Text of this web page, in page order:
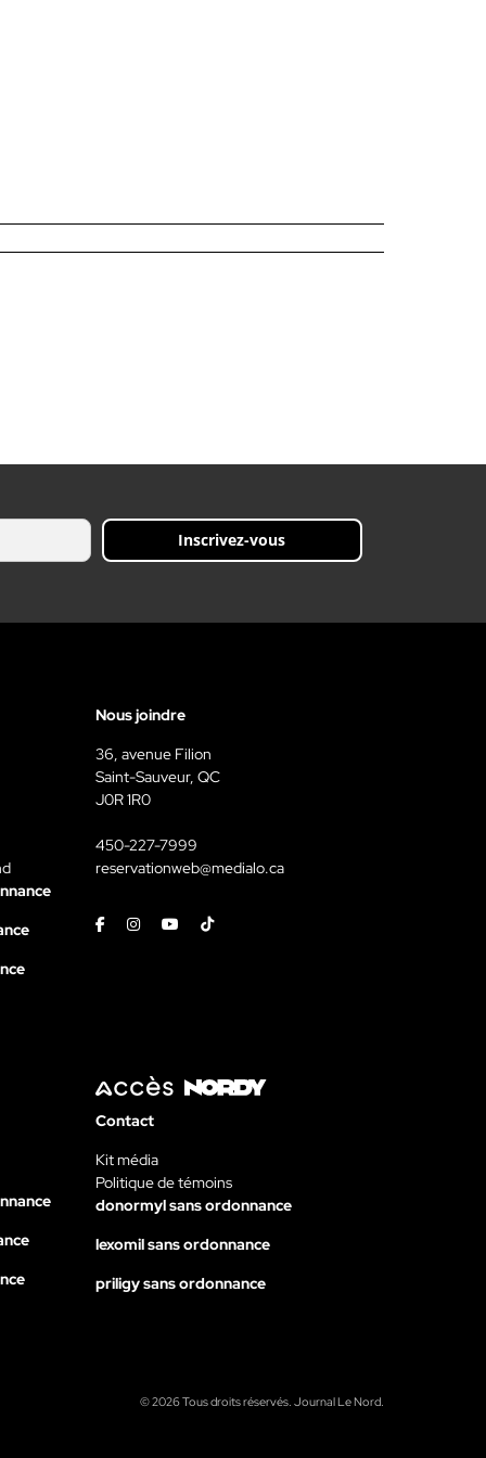
Inscrivez-vous
Nous joindre
36, avenue Filion
Saint-Sauveur, QC
J0R 1R0
450-227-7999
reservationweb@medialo.ca
FacebookInstagramYoutubeTiktok
Contact
Kit média
Politique de témoins
donormyl sans ordonnance
lexomil sans ordonnance
priligy sans ordonnance
© 2026 Tous droits réservés. Journal Le Nord.